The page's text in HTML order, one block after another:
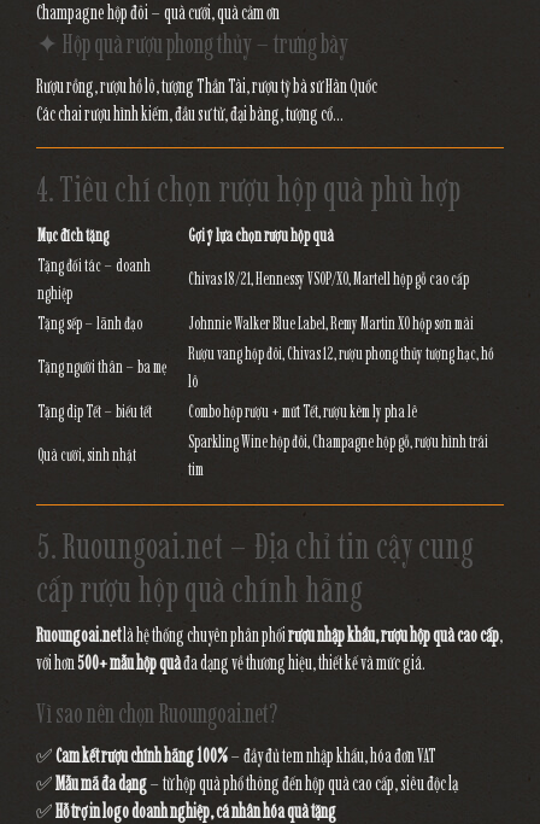
Champagne hộp đôi – quà cưới, quà cảm ơn
✦ Hộp quà rượu phong thủy – trưng bày
Rượu rồng, rượu hồ lô, tượng Thần Tài, rượu tỳ bà sứ Hàn Quốc
Các chai rượu hình kiếm, đầu sư tử, đại bàng, tượng cổ…
4. Tiêu chí chọn rượu hộp quà phù hợp
Mục đích tặng
Gợi ý lựa chọn rượu hộp quà
Tặng đối tác – doanh
nghiệp
Chivas 18/21, Hennessy VSOP/XO, Martell hộp gỗ cao cấp
Tặng sếp – lãnh đạo Johnnie Walker Blue Label, Remy Martin XO hộp sơn mài
Tặng người thân – ba mẹ
Rượu vang hộp đôi, Chivas 12, rượu phong thủy tượng hạc, hồ
lô
Tặng dịp Tết – biếu tết
Combo hộp rượu + mứt Tết, rượu kèm ly pha lê
Quà cưới, sinh nhật
Sparkling Wine hộp đôi, Champagne hộp gỗ, rượu hình trái
tim
5. Ruoungoai.net – Địa chỉ tin cậy cung
cấp rượu hộp quà chính hãng
Ruoungoai.netlà hệ thống chuyên phân phốirượu nhập khẩu, rượu hộp quà cao cấp,
với hơn500+ mẫu hộp quàđa dạng về thương hiệu, thiết kế và mức giá.
Vì sao nên chọn Ruoungoai.net?
✅Cam kết rượu chính hãng 100%– đầy đủ tem nhập khẩu, hóa đơn VAT
✅Mẫu mã đa dạng– từ hộp quà phổ thông đến hộp quà cao cấp, siêu độc lạ
✅Hỗ trợ in logo doanh nghiệp, cá nhân hóa quà tặng